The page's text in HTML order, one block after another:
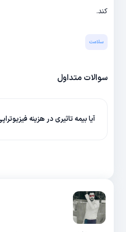
کند.
سلامت
سوالات متداول
آیا بیمه تاثیری در هزینه